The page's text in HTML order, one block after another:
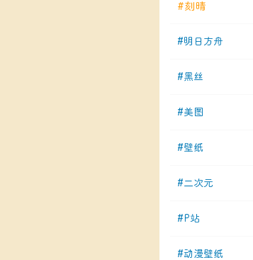
#刻晴
#明日方舟
#黑丝
#美图
#壁纸
#二次元
#P站
#动漫壁纸